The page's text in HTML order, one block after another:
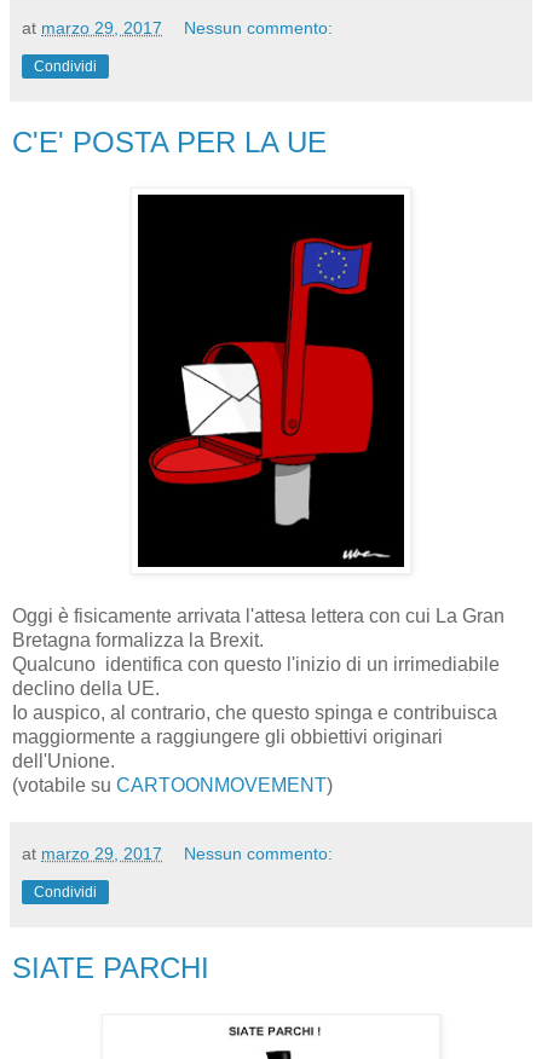
at marzo 29, 2017 Nessun commento:
Condividi
C'E' POSTA PER LA UE
Oggi è fisicamente arrivata l'attesa lettera con cui La Gran
Bretagna formalizza la Brexit.
Qualcuno identifica con questo l'inizio di un irrimediabile
declino della UE.
Io auspico, al contrario, che questo spinga e contribuisca
maggiormente a raggiungere gli obbiettivi originari
dell'Unione.
(votabile su CARTOONMOVEMENT)
at marzo 29, 2017 Nessun commento:
Condividi
SIATE PARCHI